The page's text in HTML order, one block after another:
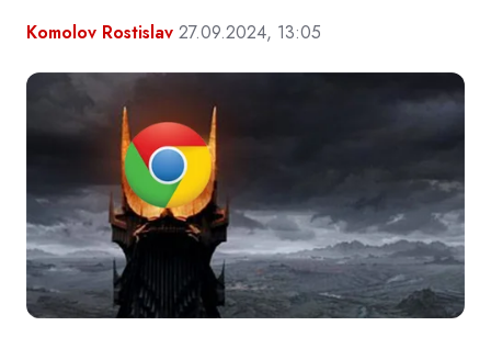
Komolov Rostislav 27.09.2024, 13:05